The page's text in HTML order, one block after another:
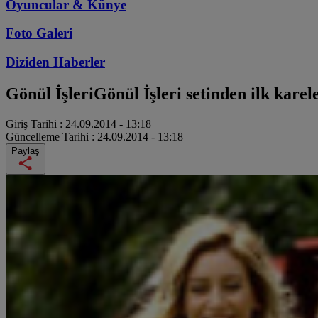
Oyuncular & Künye
Foto Galeri
Diziden Haberler
Gönül İşleriGönül İşleri setinden ilk
Giriş Tarihi : 24.09.2014 - 13:18
Güncelleme Tarihi : 24.09.2014 - 13:18
Paylaş